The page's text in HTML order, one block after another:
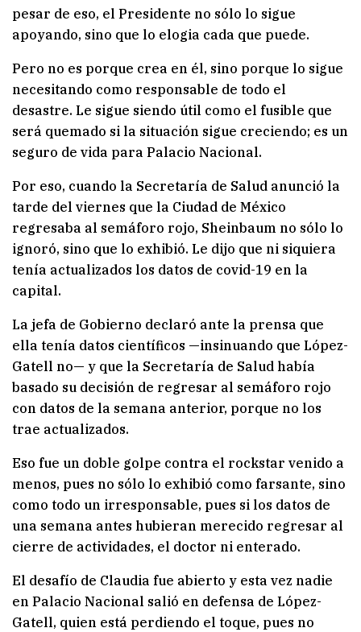
pesar de eso, el Presidente no sólo lo sigue
apoyando, sino que lo elogia cada que puede.
Pero no es porque crea en él, sino porque lo sigue
necesitando como responsable de todo el
desastre. Le sigue siendo útil como el fusible que
será quemado si la situación sigue creciendo; es un
seguro de vida para Palacio Nacional.
Por eso, cuando la Secretaría de Salud anunció la
tarde del viernes que la Ciudad de México
regresaba al semáforo rojo, Sheinbaum no sólo lo
ignoró, sino que lo exhibió. Le dijo que ni siquiera
tenía actualizados los datos de covid-19 en la
capital.
La jefa de Gobierno declaró ante la prensa que
ella tenía datos científicos —insinuando que López-
Gatell no— y que la Secretaría de Salud había
basado su decisión de regresar al semáforo rojo
con datos de la semana anterior, porque no los
trae actualizados.
Eso fue un doble golpe contra el rockstar venido a
menos, pues no sólo lo exhibió como farsante, sino
como todo un irresponsable, pues si los datos de
una semana antes hubieran merecido regresar al
cierre de actividades, el doctor ni enterado.
El desafío de Claudia fue abierto y esta vez nadie
en Palacio Nacional salió en defensa de López-
Gatell, quien está perdiendo el toque, pues no